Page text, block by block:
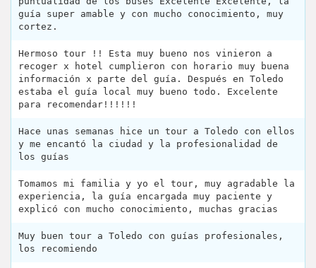
guía super amable y con mucho conocimiento, muy
cortez.
Hermoso tour !! Esta muy bueno nos vinieron a
recoger x hotel cumplieron con horario muy buena
información x parte del guía. Después en Toledo
estaba el guía local muy bueno todo. Excelente
para recomendar!!!!!!
Hace unas semanas hice un tour a Toledo con ellos
y me encantó la ciudad y la profesionalidad de
los guías
Tomamos mi familia y yo el tour, muy agradable la
experiencia, la guía encargada muy paciente y
explicó con mucho conocimiento, muchas gracias
Muy buen tour a Toledo con guías profesionales,
los recomiendo